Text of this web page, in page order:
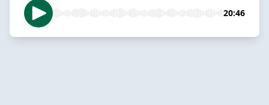
20:46